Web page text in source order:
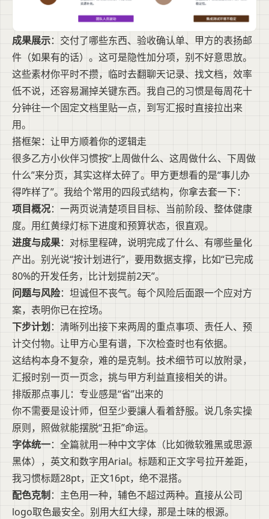
成果展示：交付了哪些东西、验收确认单、甲方的表扬邮
件（如果有的话）。这可是隐性加分项，别不好意思放。
这些素材你平时不攒，临时去翻聊天记录、找文档，效率
低不说，还容易漏掉关键东西。我自己的习惯是每周花十
分钟往一个固定文档里贴一点，到写汇报时直接拉出来
用。
搭框架：让甲方顺着你的逻辑走
很多乙方小伙伴习惯按“上周做什么、这周做什么、下周做
什么”来分页，其实这样太碎了。甲方更想看的是“事儿办
得咋样了”。我给个常用的四段式结构，你拿去套一下：
项目概况：一两页说清楚项目目标、当前阶段、整体健康
度。用红黄绿灯标下进度和预算状态，很直观。
进度与成果：对标里程碑，说明完成了什么、有哪些量化
产出。别光说“按计划进行”，要用数据支撑，比如“已完成
80%的开发任务，比计划提前2天”。
问题与风险：坦诚但不丧气。每个风险后面跟一个应对方
案，表明你已在控场。
下步计划：清晰列出接下来两周的重点事项、责任人、预
计交付物。让甲方心里有谱，下次检查时也有依据。
这结构本身不复杂，难的是克制。技术细节可以放附录，
汇报时别一页一页念，挑与甲方利益直接相关的讲。
排版那点事儿：专业感是“省”出来的
你不需要是设计师，但至少要讓人看着舒服。说几条实操
原则，照做就能摆脱“丑拒”命运。
字体统一：全篇就用一种中文字体（比如微软雅黑或思源
黑体），英文和数字用Arial。标题和正文字号拉开差距，
我习惯标题28pt，正文16pt，绝不混搭。
配色克制：主色用一种，辅色不超过两种。直接从公司
logo取色最安全。别用大红大绿，那是土味的根源。